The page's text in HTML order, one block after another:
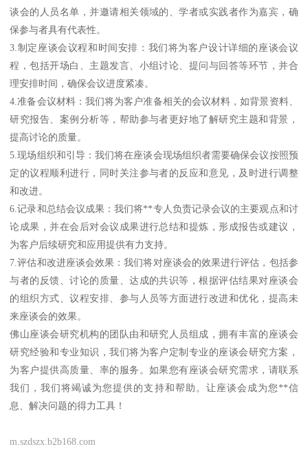
谈会的人员名单，并邀请相关领域的、学者或实践者作为嘉宾，确
保参与者具有代表性。
3.制定座谈会议程和时间安排：我们将为客户设计详细的座谈会议
程，包括开场白、主题发言、小组讨论、提问与回答等环节，并合
理安排时间，确保会议进度紧凑。
4.准备会议材料：我们将为客户准备相关的会议材料，如背景资料、
研究报告、案例分析等，帮助参与者更好地了解研究主题和背景，
提高讨论的质量。
5.现场组织和引导：我们将在座谈会现场组织者需要确保会议按照预
定的议程顺利进行，同时关注参与者的反应和意见，及时进行调整
和改进。
6.记录和总结会议成果：我们将**专人负责记录会议的主要观点和讨
论成果，并在会后对会议成果进行总结和提炼，形成报告或建议，
为客户后续研究和应用提供有力支持。
7.评估和改进座谈会效果：我们将对座谈会的效果进行评估，包括参
与者的反馈、讨论的质量、达成的共识等，根据评估结果对座谈会
的组织方式、议程安排、参与人员等方面进行改进和优化，提高未
来座谈会的效果。
佛山座谈会研究机构的团队由和研究人员组成，拥有丰富的座谈会
研究经验和专业知识，我们将为客户定制专业的座谈会研究方案，
为客户提供高质量、率的服务。如果您有座谈会研究需求，请联系
我们，我们将竭诚为您提供的支持和帮助。让座谈会成为您**信
息、解决问题的得力工具！
m.szdszx.b2b168.com